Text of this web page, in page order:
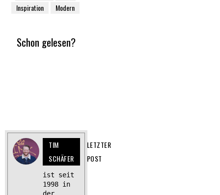
Inspiration
Modern
Schon gelesen?
TIM
SCHÄFER
LETZTER
POST
ist seit
1998 in